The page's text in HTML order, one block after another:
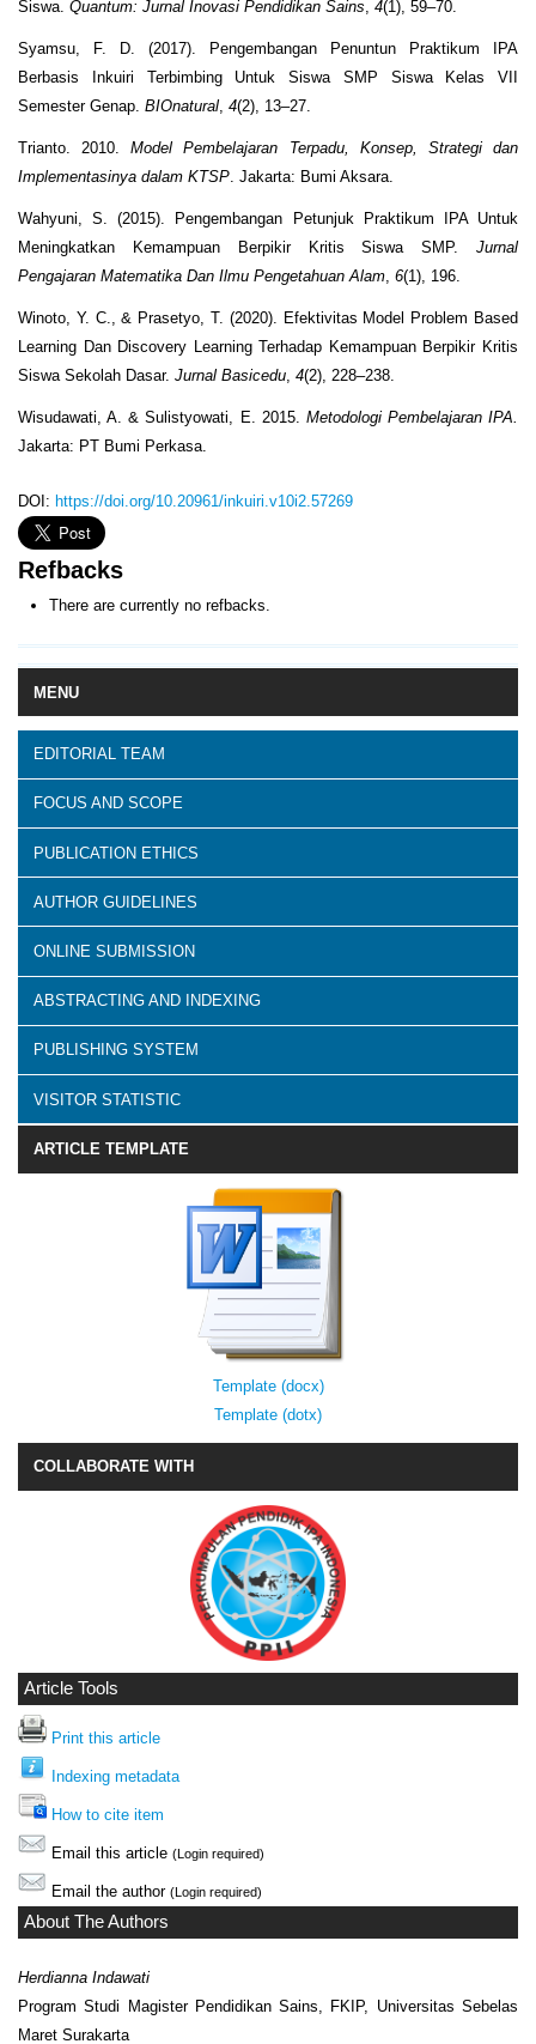
MENU
EDITORIAL TEAM
FOCUS AND SCOPE
PUBLICATION ETHICS
AUTHOR GUIDELINES
ONLINE SUBMISSION
ABSTRACTING AND INDEXING
PUBLISHING SYSTEM
VISITOR STATISTIC
ARTICLE TEMPLATE
Template (docx)
Template (dotx)
COLLABORATE WITH
Article Tools
Print this article
Indexing metadata
How to cite item
Email this article (Login required)
Email the author (Login required)
About The Authors
Herdianna Indawati
Program Studi Magister Pendidikan Sains, FKIP, Universitas Sebelas
Maret Surakarta
Siswa. Quantum: Jurnal Inovasi Pendidikan Sains, 4(1), 59–70.
Syamsu, F. D. (2017). Pengembangan Penuntun Praktikum IPA
Berbasis Inkuiri Terbimbing Untuk Siswa SMP Siswa Kelas VII
Semester Genap. BIOnatural, 4(2), 13–27.
Trianto. 2010.Model Pembelajaran Terpadu, Konsep, Strategi dan
Implementasinya dalam KTSP. Jakarta: Bumi Aksara.
Wahyuni, S. (2015). Pengembangan Petunjuk Praktikum IPA Untuk
Meningkatkan Kemampuan Berpikir Kritis Siswa SMP. Jurnal
Pengajaran Matematika Dan Ilmu Pengetahuan Alam, 6(1), 196.
Winoto, Y. C., & Prasetyo, T. (2020). Efektivitas Model Problem Based
Learning Dan Discovery Learning Terhadap Kemampuan Berpikir Kritis
Siswa Sekolah Dasar. Jurnal Basicedu, 4(2), 228–238.
Wisudawati, A. & Sulistyowati, E. 2015. Metodologi Pembelajaran IPA.
Jakarta: PT Bumi Perkasa.
DOI: https://doi.org/10.20961/inkuiri.v10i2.57269
Refbacks
There are currently no refbacks.